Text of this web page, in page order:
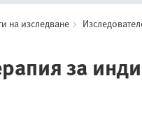
на изследване
за